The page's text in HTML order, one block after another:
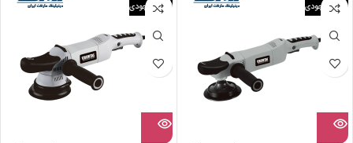
اتمام موجودی اتمام موجودی